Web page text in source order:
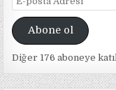
posta
AdresiAbone ol
Diğer 176 aboneye